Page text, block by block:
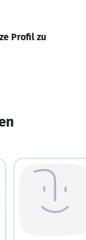
Profil zu